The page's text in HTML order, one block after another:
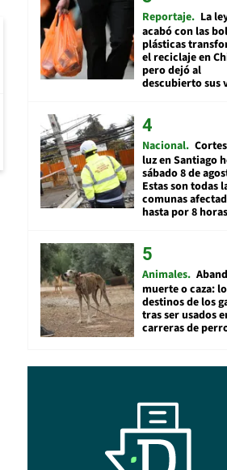
Reportaje La
acabó con las
plásticas
el reciclaje en
pero dejó al
descubierto sus
Nacional
luz en Santiago
sábado 8 de
Estas son todas
comunas
hasta por 8 horas
Animales
muerte o caza:
destinos de los
tras ser usados
carreras de